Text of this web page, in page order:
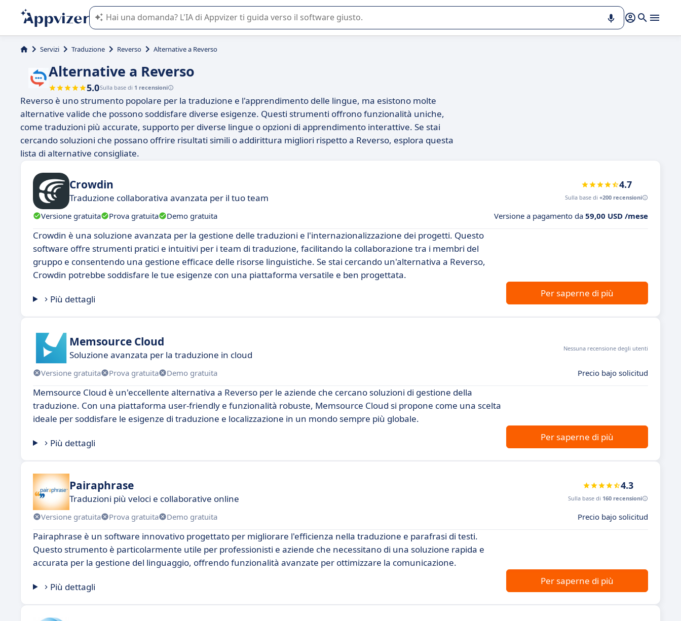
L'IA di Appvizer vi guida nell'utilizzo o nella scelta di un software SaaS per la vostra azienda.
Servizi Traduzione Reverso Alternative a Reverso
Alternative a Reverso
5.0Sulla base di 1 recensioni
Reverso è uno strumento popolare per la traduzione e l'apprendimento delle lingue, ma esistono molte
alternative valide che possono soddisfare diverse esigenze. Questi strumenti offrono funzionalità uniche,
come traduzioni più accurate, supporto per diverse lingue o opzioni di apprendimento interattive. Se stai
cercando soluzioni che possano offrire risultati simili o addirittura migliori rispetto a Reverso, esplora questa
lista di alternative consigliate.
Crowdin
Traduzione collaborativa avanzata per il tuo team
4.7
Sulla base di +200 recensioni
Versione gratuita Prova gratuita Demo gratuita Versione a pagamento da 59,00 USD /mese
Crowdin è una soluzione avanzata per la gestione delle traduzioni e l'internazionalizzazione dei progetti. Questo
software offre strumenti pratici e intuitivi per i team di traduzione, facilitando la collaborazione tra i membri del
gruppo e consentendo una gestione efficace delle risorse linguistiche. Se stai cercando un'alternativa a Reverso,
Crowdin potrebbe soddisfare le tue esigenze con una piattaforma versatile e ben progettata.
Più dettagli
Per saperne di più
Memsource Cloud
Soluzione avanzata per la traduzione in cloud
Nessuna recensione degli utenti
Versione gratuita Prova gratuita Demo gratuita Precio bajo solicitud
Memsource Cloud è un'eccellente alternativa a Reverso per le aziende che cercano soluzioni di gestione della
traduzione. Con una piattaforma user-friendly e funzionalità robuste, Memsource Cloud si propone come una scelta
ideale per soddisfare le esigenze di traduzione e localizzazione in un mondo sempre più globale.
Più dettagli
Per saperne di più
Pairaphrase
Traduzioni più veloci e collaborative online
4.3
Sulla base di 160 recensioni
Versione gratuita Prova gratuita Demo gratuita Precio bajo solicitud
Pairaphrase è un software innovativo progettato per migliorare l'efficienza nella traduzione e parafrasi di testi.
Questo strumento è particolarmente utile per professionisti e aziende che necessitano di una soluzione rapida e
accurata per la gestione del linguaggio, offrendo funzionalità avanzate per ottimizzare la comunicazione.
Più dettagli
Per saperne di più